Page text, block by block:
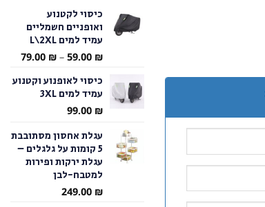
כיסוי לקטנוע
ואופניים חשמליים
עמיד למים L\2XL
59.00 ₪
–
79.00 ₪
טווח
כיסוי לאופנוע וקטנוע
עמיד למים 3XL
99.00 ₪
עגלת אחסון מסתובבת
5 קומות על גלגלים –
עגלת ירקות ופירות
למטבח-לבן
249.00 ₪